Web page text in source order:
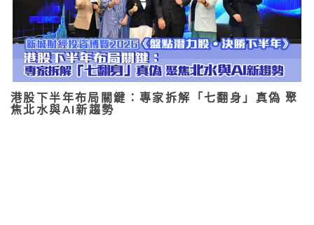
港股下半年布局關鍵：專家拆解「七翻身」真偽 聚
焦北水與AI新趨勢